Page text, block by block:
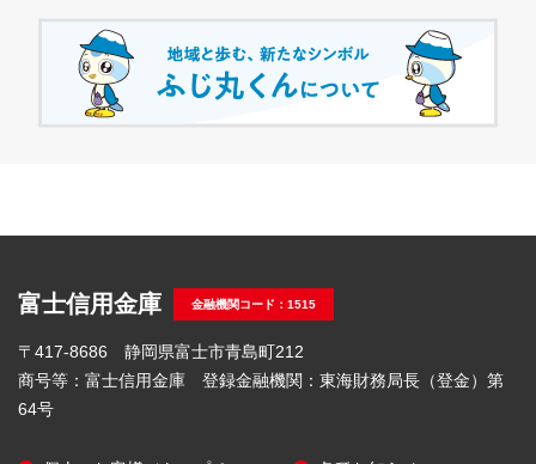
富士信用金庫 金融機関コード：1515
〒417-8686 静岡県富士市青島町212
商号等：富士信用金庫 登録金融機関：東海財務局長（登金）第
64号